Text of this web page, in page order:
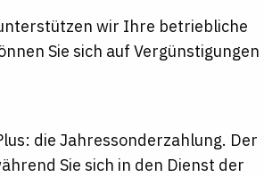
wir Ihre betriebliche
Sie sich auf Vergünstigungen
die Jahressonderzahlung. Der
Sie sich in den Dienst der